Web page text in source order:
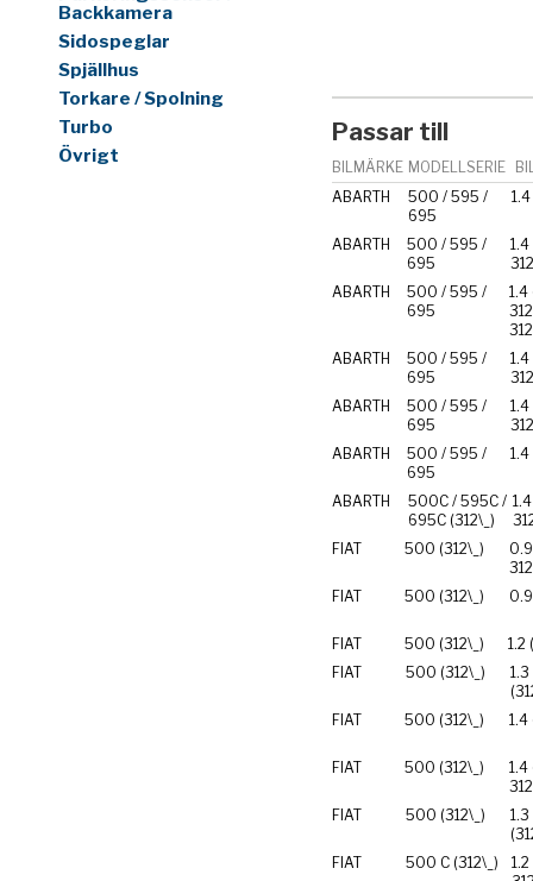
Backkamera
Sidospeglar
Spjällhus
Torkare / Spolning
Turbo
Övrigt
Passar till
BILMÄRKE MODELLSERIE
ABARTH
500 / 595 /
695
ABARTH
500 / 595 /
695
1.4
ABARTH
500 / 595 /
695
1.4
ABARTH
500 / 595 /
695
1.4
ABARTH
500 / 595 /
695
1.4
ABARTH
500 / 595 /
695
1.4
ABARTH
500C / 595C /
695C (312\_)
FIAT
500 (312\_)
FIAT
500 (312\_)
FIAT 500 (312\_)
1.2
FIAT
500 (312\_)
FIAT
500 (312\_) 1.4
FIAT 500 (312\_)
1.4
FIAT
500 (312\_)
FIAT
500 C (312\_)